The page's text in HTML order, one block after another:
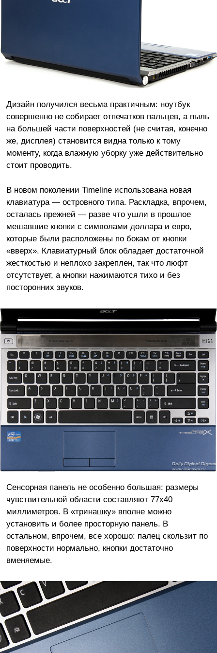
Дизайн получился весьма практичным: ноутбук
совершенно не собирает отпечатков пальцев, а пыль
на большей части поверхностей (не считая, конечно
же, дисплея) становится видна только к тому
моменту, когда влажную уборку уже действительно
стоит проводить.
В новом поколении Timeline использована новая
клавиатура — островного типа. Раскладка, впрочем,
осталась прежней — разве что ушли в прошлое
мешавшие кнопки с символами доллара и евро,
которые были расположены по бокам от кнопки
«вверх». Клавиатурный блок обладает достаточной
жесткостью и неплохо закреплен, так что люфт
отсутствует, а кнопки нажимаются тихо и без
посторонних звуков.
Сенсорная панель не особенно большая: размеры
чувствительной области составляют 77х40
миллиметров. В «тринашку» вполне можно
установить и более просторную панель. В
остальном, впрочем, все хорошо: палец скользит по
поверхности нормально, кнопки достаточно
вменяемые.